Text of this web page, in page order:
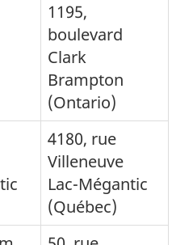
1195,
boulevard
Clark
Brampton
(Ontario)
4180, rue
Villeneuve
Lac-Mégantic
(Québec)